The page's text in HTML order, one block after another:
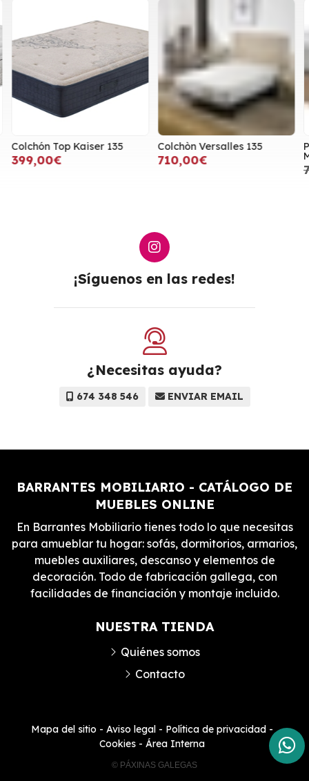
Colchón Top Kaiser 135
399,00€
Colchòn Versalles 135
710,00€
¡Síguenos en las redes!
¿Necesitas ayuda?
674 348 546 ENVIAR EMAIL
BARRANTES MOBILIARIO - CATÁLOGO DE
MUEBLES ONLINE
En Barrantes Mobiliario tienes todo lo que necesitas
para amueblar tu hogar: sofás, dormitorios, armarios,
muebles auxiliares, descanso y elementos de
decoración. Todo de fabricación gallega, con
facilidades de financiación y montaje incluido.
NUESTRA TIENDA
Quiénes somos
Contacto
Mapa del sitio - Aviso legal- Política de privacidad-
Cookies- Área Interna
© PÁXINAS GALEGAS